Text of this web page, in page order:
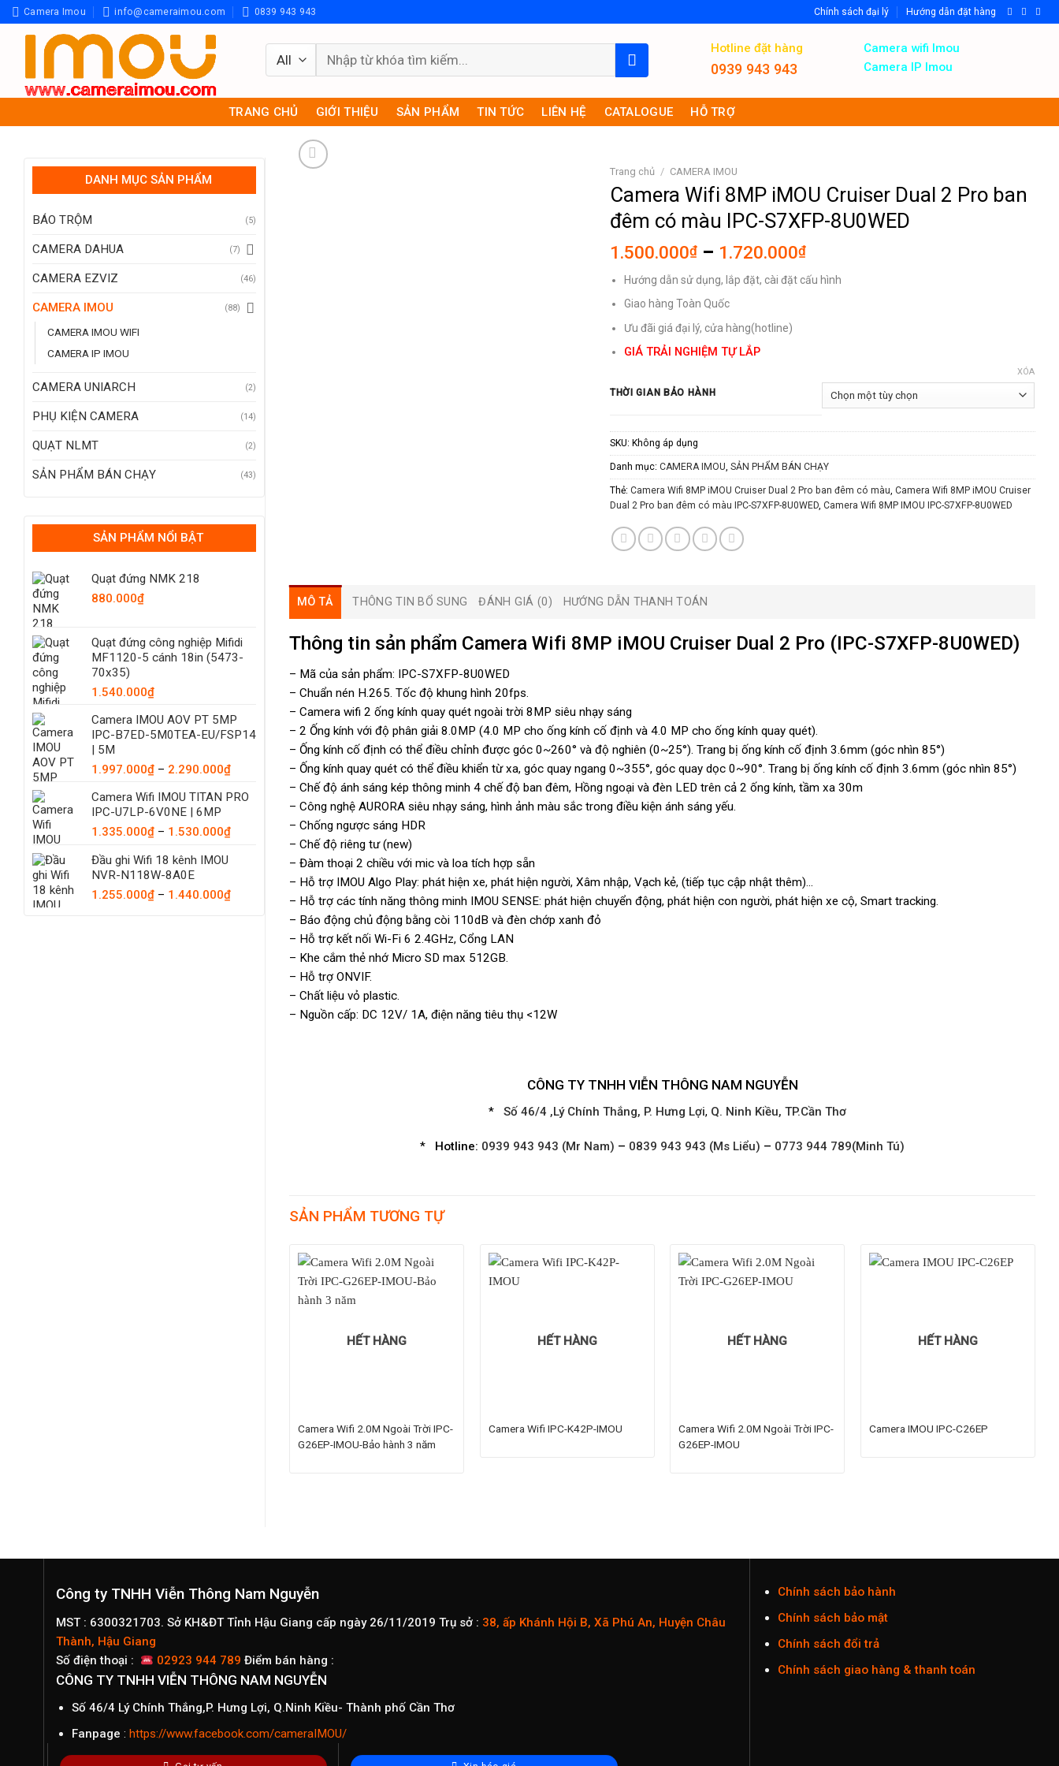
Skip
to
Camera Imou info@cameraimou.com 0839 943 943 Chính sách đại lý Hướng dẫn đặt hàng
Tìm
kiếm:
Hotline đặt hàng
0939 943 943
Camera wifi Imou
Camera IP Imou
TRANG CHỦ GIỚI THIỆU SẢN PHẨM TIN TỨC LIÊN HỆ CATALOGUE HỖ TRỢ
DANH MỤC SẢN PHẨM
BÁO TRỘM (5)
CAMERA DAHUA (7)
CAMERA EZVIZ (46)
CAMERA IMOU (88)
CAMERA IMOU WIFI
CAMERA IP IMOU
CAMERA UNIARCH (2)
PHỤ KIỆN CAMERA (14)
QUẠT NLMT (2)
SẢN PHẨM BÁN CHẠY (43)
SẢN PHẨM NỔI BẬT
Quạt đứng NMK 218
880.000₫
Quạt đứng công nghiệp Mifidi
MF1120-5 cánh 18in (5473-
70x35)
1.540.000₫
Camera IMOU AOV PT 5MP
IPC-B7ED-5M0TEA-EU/FSP14
| 5M
1.997.000₫ – 2.290.000₫Khoảng
từ
đến
2.290.000₫
Camera Wifi IMOU TITAN PRO
IPC-U7LP-6V0NE | 6MP
1.335.000₫ – 1.530.000₫Khoảng
1.335.000₫
đến
Đầu ghi Wifi 18 kênh IMOU
NVR-N118W-8A0E
1.255.000₫ – 1.440.000₫Khoảng
1.255.000₫
1.440.000₫
Trang chủ / CAMERA IMOU
Camera Wifi 8MP iMOU Cruiser Dual 2 Pro ban
đêm có màu IPC-S7XFP-8U0WED
1.500.000₫ – 1.720.000₫Khoảng
giá:
từ
Hướng dẫn sử dụng, lắp đặt, cài đặt cấu hình
Giao hàng Toàn Quốc
Ưu đãi giá đại lý, cửa hàng(hotline)
GIÁ TRẢI NGHIỆM TỰ LẮP
THỜI GIAN BẢO HÀNH
XÓA
SKU:Không áp dụng
Danh mục:CAMERA IMOU,SẢN PHẨM BÁN CHẠY
Thẻ:Camera Wifi 8MP iMOU Cruiser Dual 2 Pro ban đêm có màu,Camera Wifi 8MP iMOU Cruiser
Dual 2 Pro ban đêm có màu IPC-S7XFP-8U0WED,Camera Wifi 8MP IMOU IPC-S7XFP-8U0WED
MÔ TẢ THÔNG TIN BỔ SUNG ĐÁNH GIÁ (0) HƯỚNG DẪN THANH TOÁN
Thông tin sản phẩm Camera Wifi 8MP iMOU Cruiser Dual 2 Pro (IPC-S7XFP-8U0WED)
– Mã của sản phẩm: IPC-S7XFP-8U0WED
– Chuẩn nén H.265. Tốc độ khung hình 20fps.
– Camera wifi 2 ống kính quay quét ngoài trời 8MP siêu nhạy sáng
– 2 Ống kính với độ phân giải 8.0MP (4.0 MP cho ống kính cố định và 4.0 MP cho ống kính quay quét).
– Ống kính cố định có thể điều chỉnh được góc 0~260° và độ nghiên (0~25°). Trang bị ống kính cố định 3.6mm (góc nhìn 85°)
– Ống kính quay quét có thể điều khiển từ xa, góc quay ngang 0~355°, góc quay dọc 0~90°. Trang bị ống kính cố định 3.6mm (góc nhìn 85°)
– Chế độ ánh sáng kép thông minh 4 chế độ ban đêm, Hồng ngoại và đèn LED trên cả 2 ống kính, tầm xa 30m
– Công nghệ AURORA siêu nhạy sáng, hình ảnh màu sắc trong điều kiện ánh sáng yếu.
– Chống ngược sáng HDR
– Chế độ riêng tư (new)
– Đàm thoại 2 chiều với mic và loa tích hợp sẵn
– Hỗ trợ IMOU Algo Play: phát hiện xe, phát hiện người, Xâm nhập, Vạch kẻ, (tiếp tục cập nhật thêm)…
– Hỗ trợ các tính năng thông minh IMOU SENSE: phát hiện chuyển động, phát hiện con người, phát hiện xe cộ, Smart tracking.
– Báo động chủ động bằng còi 110dB và đèn chớp xanh đỏ
– Hỗ trợ kết nối Wi-Fi 6 2.4GHz, Cổng LAN
– Khe cắm thẻ nhớ Micro SD max 512GB.
– Hỗ trợ ONVIF.
– Chất liệu vỏ plastic.
– Nguồn cấp: DC 12V/ 1A, điện năng tiêu thụ <12W
CÔNG TY TNHH VIỄN THÔNG NAM NGUYỄN
* Số 46/4 ,Lý Chính Thắng, P. Hưng Lợi, Q. Ninh Kiều, TP.Cần Thơ
* Hotline: 0939 943 943 (Mr Nam) – 0839 943 943 (Ms Liểu) – 0773 944 789(Minh Tú)
SẢN PHẨM TƯƠNG TỰ
HẾT HÀNG
Camera Wifi 2.0M Ngoài Trời IPC-
G26EP-IMOU-Bảo hành 3 năm
HẾT HÀNG
Camera Wifi IPC-K42P-IMOU
HẾT HÀNG
Camera Wifi 2.0M Ngoài Trời IPC-
G26EP-IMOU
HẾT HÀNG
Camera IMOU IPC-C26EP
Công ty TNHH Viễn Thông Nam Nguyễn
MST : 6300321703. Sở KH&ĐT Tỉnh Hậu Giang cấp ngày 26/11/2019 Trụ sở : 38, ấp Khánh Hội B, Xã Phú An, Huyện Châu
Thành, Hậu Giang
Số điện thoại :
02923 944 789 Điểm bán hàng :
CÔNG TY TNHH VIỄN THÔNG NAM NGUYỄN
Số 46/4 Lý Chính Thắng,P. Hưng Lợi, Q.Ninh Kiều- Thành phố Cần Thơ
Fanpage : https://www.facebook.com/cameraIMOU/
Chính sách bảo hành
Chính sách bảo mật
Chính sách đổi trả
Chính sách giao hàng & thanh toán